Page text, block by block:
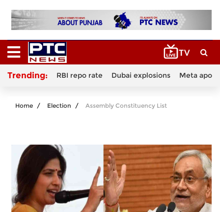
Trending: RBI repo rate Dubai explosions Meta
Home Election Assembly Constituency List